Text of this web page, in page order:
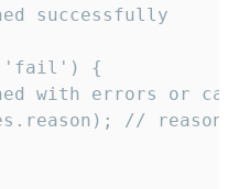
successfully
{
with errors or
//